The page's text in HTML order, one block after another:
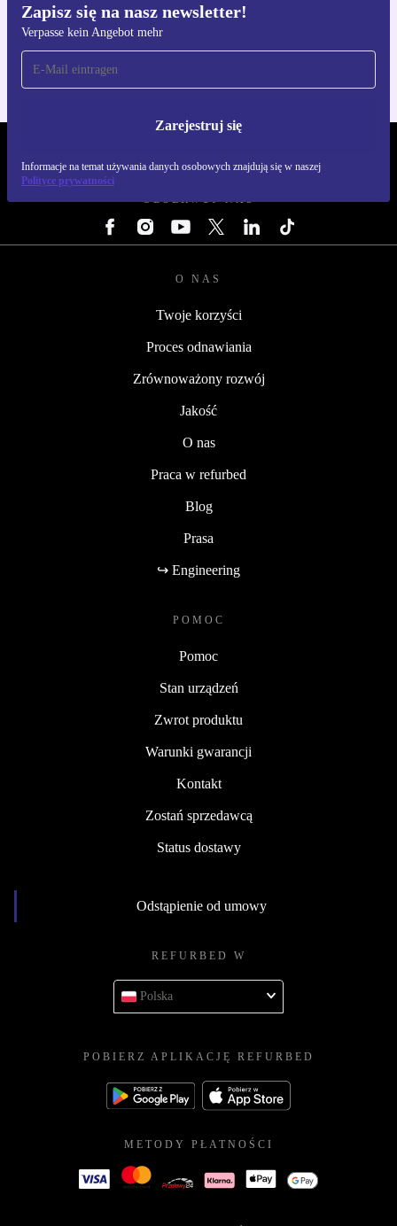
Zapisz się na nasz newsletter!
Verpasse kein Angebot mehr
Zarejestruj się
Informacje na temat używania danych osobowych znajdują się w naszej
Polityce prywatności
Pobierz aplikację refurbed
Dla iOS i Android
OBSERWUJ NAS
O NAS
Twoje korzyści
Proces odnawiania
Zrównoważony rozwój
Jakość
O nas
Praca w refurbed
Blog
Prasa
↪ Engineering
POMOC
Pomoc
Stan urządzeń
Zwrot produktu
Warunki gwarancji
Kontakt
Zostań sprzedawcą
Status dostawy
Odstąpienie od umowy
REFURBED W
Polska
POBIERZ APLIKACJĘ REFURBED
METODY PŁATNOŚCI